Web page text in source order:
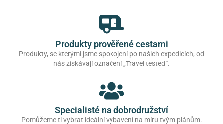
Produkty prověřené cestami
Produkty, se kterými jsme spokojení po našich expedicích, od
nás získávají označení „Travel tested“.
Specialisté na dobrodružství
Pomůžeme ti vybrat ideální vybavení na míru tvým plánům.